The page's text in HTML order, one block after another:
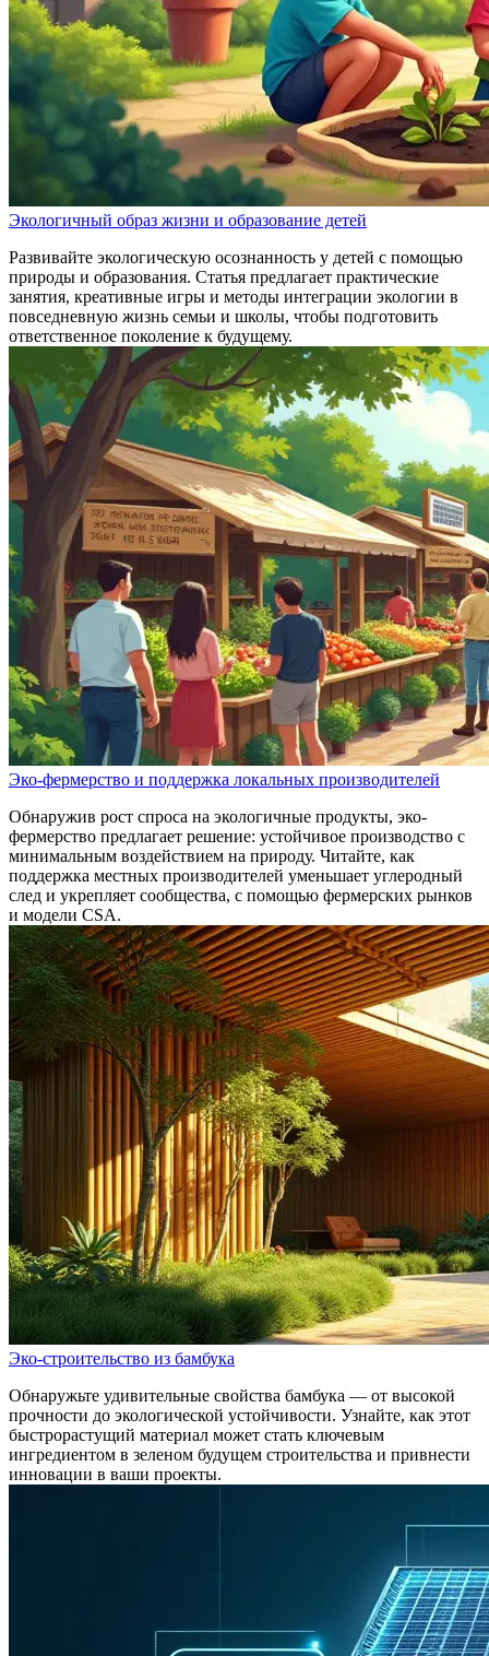
Экологичный образ жизни и образование детей
Развивайте экологическую осознанность у детей с помощью
природы и образования. Статья предлагает практические
занятия, креативные игры и методы интеграции экологии в
повседневную жизнь семьи и школы, чтобы подготовить
ответственное поколение к будущему.
Эко-фермерство и поддержка локальных производителей
Обнаружив рост спроса на экологичные продукты, эко-
фермерство предлагает решение: устойчивое производство с
минимальным воздействием на природу. Читайте, как
поддержка местных производителей уменьшает углеродный
след и укрепляет сообщества, с помощью фермерских рынков
и модели CSA.
Эко-строительство из бамбука
Обнаружьте удивительные свойства бамбука — от высокой
прочности до экологической устойчивости. Узнайте, как этот
быстрорастущий материал может стать ключевым
ингредиентом в зеленом будущем строительства и привнести
инновации в ваши проекты.